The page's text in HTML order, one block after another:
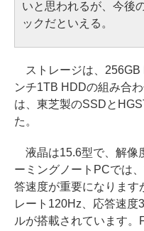
いと思われるが、今後
ックだといえる。
ストレージは、256GB
ンチ1TB HDDの組み合
は、東芝製のSSDと
た。
液晶は15.6型で、解像
ーミングノートPCでは
答速度が重要になります
レート120Hz、応答速度
ルが搭載されています。